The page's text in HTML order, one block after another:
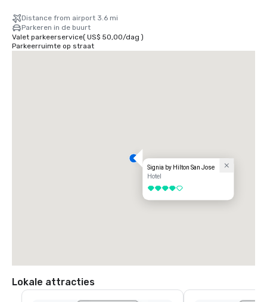
optie om 40 minuten naar het zuiden te rijden of gebruik te maken van
een gedeelde ritdienst. Als alternatief kunt u de trein gebruiken via
BART en Caltrain. https://www.bart.gov en https://www.caltrain.com
Distance from airport 3.6 mi
Parkeren in de buurt
Valet parkeerservice( US$ 50,00/dag )
Parkeerruimte op straat
Signia by Hilton San Jose
Hotel
4 van 5
Lokale attracties